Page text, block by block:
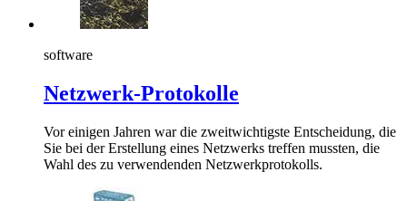
software
Netzwerk-Protokolle
Vor einigen Jahren war die zweitwichtigste Entscheidung, die
Sie bei der Erstellung eines Netzwerks treffen mussten, die
Wahl des zu verwendenden Netzwerkprotokolls.